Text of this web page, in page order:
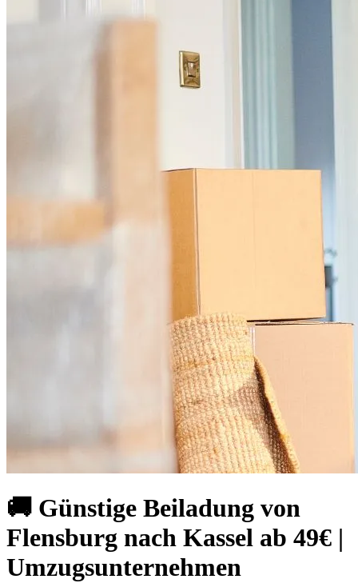
🚚 Günstige Beiladung von
Flensburg nach Kassel ab 49€ |
Umzugsunternehmen